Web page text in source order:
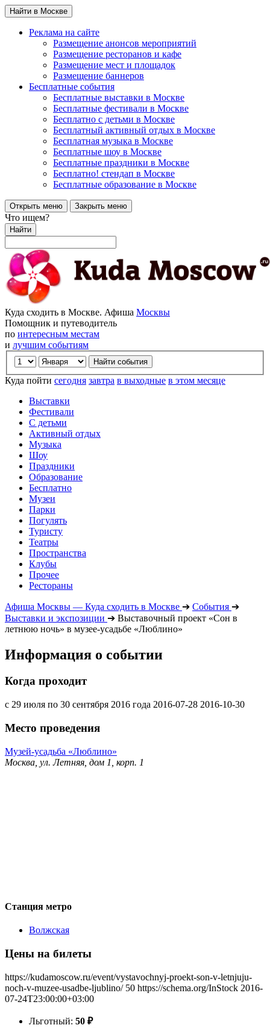
Найти в Москве
Реклама на сайте
Размещение анонсов мероприятий
Размещение ресторанов и кафе
Размещение мест и площадок
Размещение баннеров
Бесплатные события
Бесплатные выставки в Москве
Бесплатные фестивали в Москве
Бесплатно с детьми в Москве
Бесплатный активный отдых в Москве
Бесплатная музыка в Москве
Бесплатные шоу в Москве
Бесплатные праздники в Москве
Бесплатно! стендап в Москве
Бесплатные образование в Москве
Открыть меню Закрыть меню
Что ищем?
Найти
Куда сходить в Москве. Афиша Москвы
Помощник и путеводитель
по интересным местам
и лучшим событиям
Куда пойти сегодня завтра в выходные в этом месяце
Выставки
Фестивали
С детьми
Активный отдых
Музыка
Шоу
Праздники
Образование
Бесплатно
Музеи
Парки
Погулять
Туристу
Театры
Пространства
Клубы
Прочее
Рестораны
Афиша Москвы — Куда сходить в Москве ➔ События ➔
Выставки и экспозиции ➔ Выставочный проект «Сон в
летнюю ночь» в музее-усадьбе «Люблино»
Информация о событии
Когда проходит
с 29 июля по 30 сентября 2016 года 2016-07-28 2016-10-30
Место проведения
Музей-усадьба «Люблино»
Москва, ул. Летняя, дом 1, корп. 1
Станция метро
Волжская
Цены на билеты
https://kudamoscow.ru/event/vystavochnyj-proekt-son-v-letnjuju-
noch-v-muzee-usadbe-ljublino/ 50 https://schema.org/InStock 2016-
07-24T23:00:00+03:00
Льготный: 50 ₽